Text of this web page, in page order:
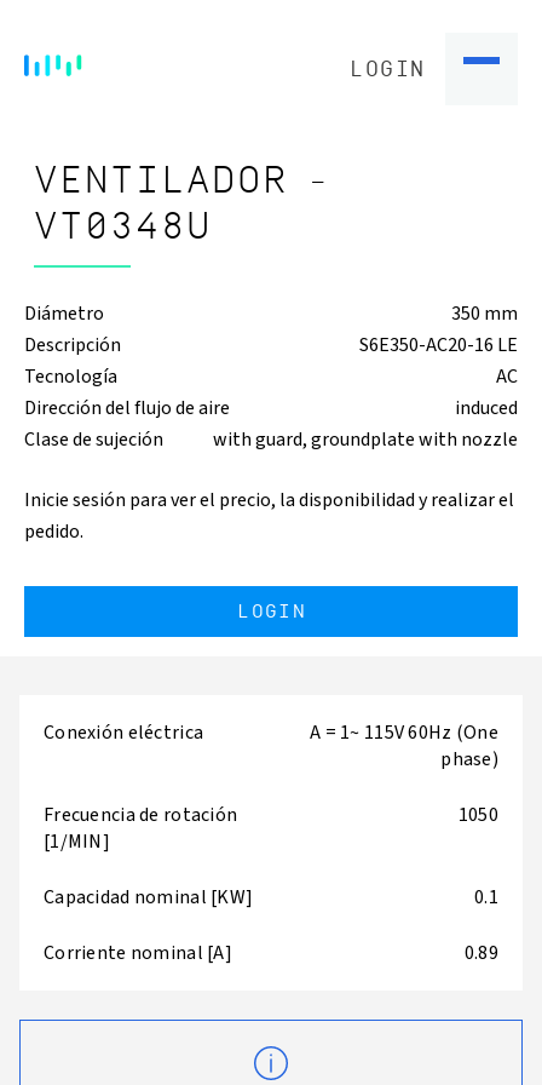
LOGIN
VENTILADOR -
VT0348U
Diámetro
350 mm
Descripción
S6E350-AC20-16 LE
Tecnología
AC
Dirección del flujo de aire
induced
Clase de sujeción
with guard, groundplate with nozzle
Inicie sesión para ver el precio, la disponibilidad y realizar el
pedido.
LOGIN
Conexión eléctrica
A = 1~ 115V 60Hz (One
phase)
Frecuencia de rotación
[1/MIN]
1050
Capacidad nominal [KW] 0.1
Corriente nominal [A] 0.89